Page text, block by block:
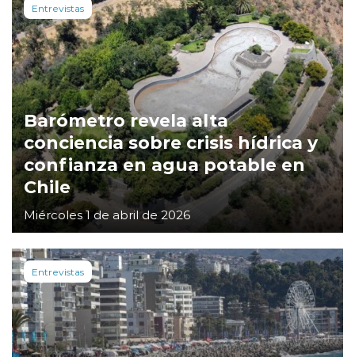
Entrevistas
Barómetro revela alta
conciencia sobre crisis hídrica y
confianza en agua potable en
Chile
Miércoles 1 de abril de 2026
Entrevistas